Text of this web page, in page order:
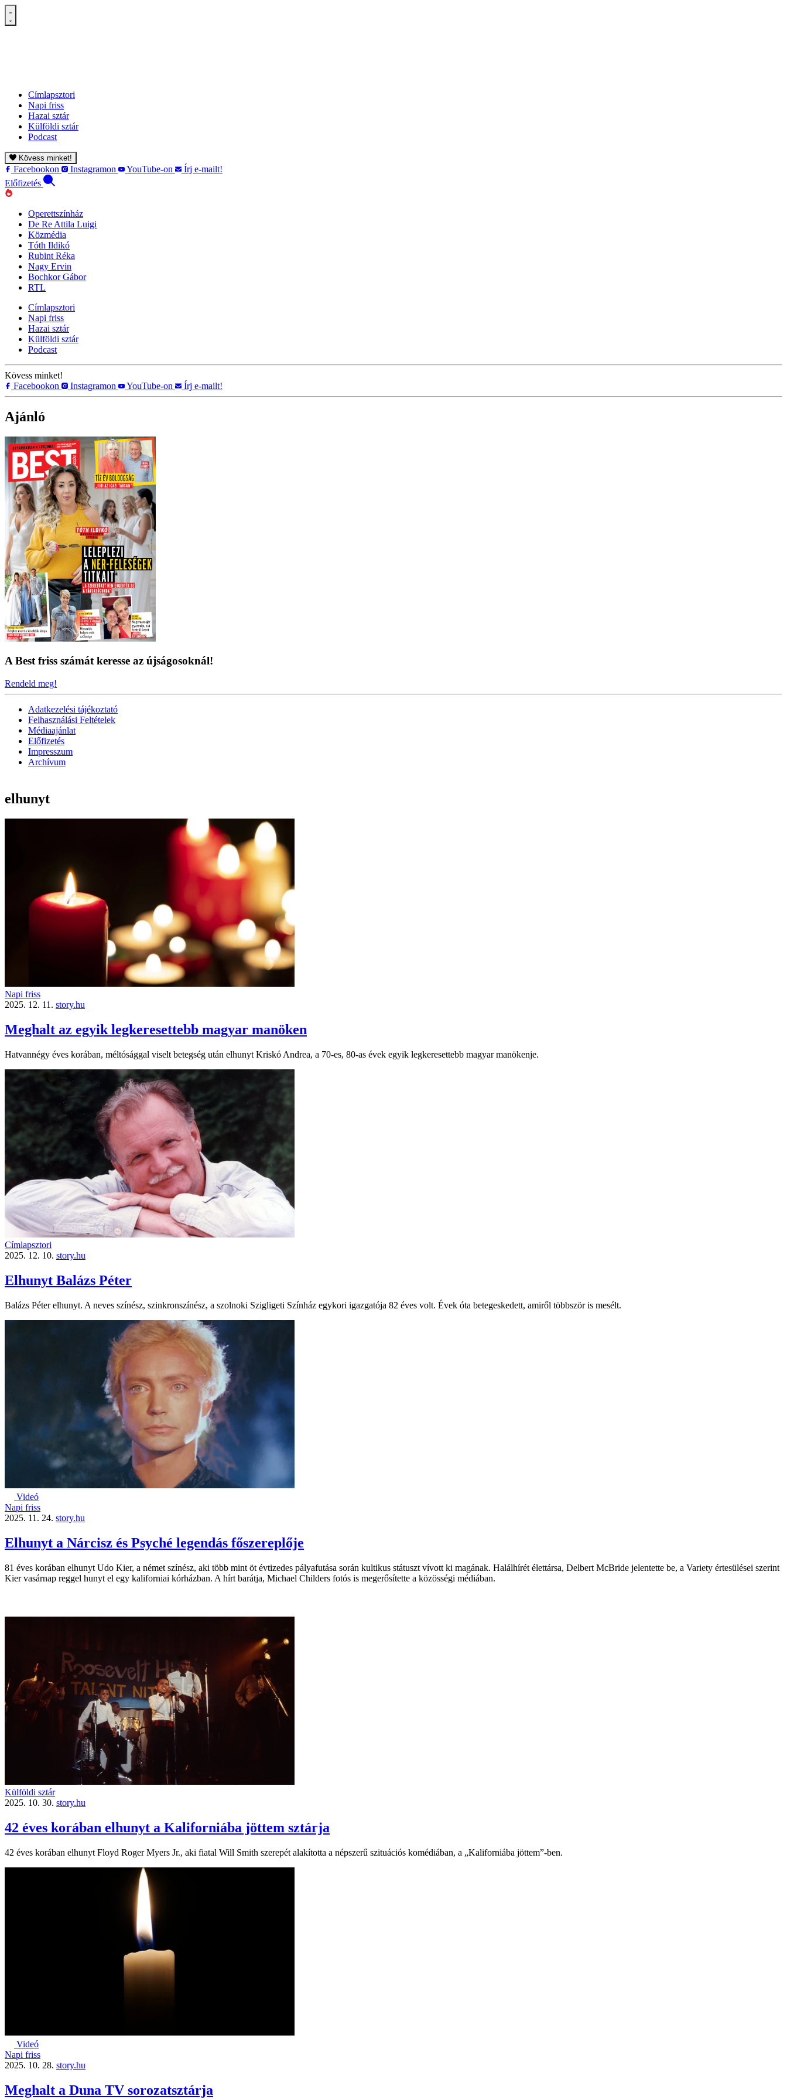
Címlapsztori
Napi friss
Hazai sztár
Külföldi sztár
Podcast
Kövess minket!
Facebookon Instagramon YouTube-on
Írj e-mailt!
Előfizetés
Operettszínház
De Re Attila Luigi
Közmédia
Tóth Ildikó
Rubint Réka
Nagy Ervin
Bochkor Gábor
RTL
Címlapsztori
Napi friss
Hazai sztár
Külföldi sztár
Podcast
Kövess minket!
Facebookon
Instagramon YouTube-on Írj e-mailt!
Ajánló
A Best friss számát keresse az újságosoknál!
Rendeld meg!
Adatkezelési tájékoztató
Felhasználási Feltételek
Médiaajánlat
Előfizetés
Impresszum
Archívum
elhunyt
Napi friss
2025. 12. 11. story.hu
Meghalt az egyik legkeresettebb magyar manöken
Hatvannégy éves korában, méltósággal viselt betegség után elhunyt Kriskó Andrea, a 70-es, 80-as évek egyik legkeresettebb magyar manökenje.
Címlapsztori
2025. 12. 10. story.hu
Elhunyt Balázs Péter
Balázs Péter elhunyt. A neves színész, szinkronszínész, a szolnoki Szigligeti Színház egykori igazgatója 82 éves volt. Évek óta betegeskedett, amiről többször is mesélt.
Videó
Napi friss
2025. 11. 24. story.hu
Elhunyt a Nárcisz és Psyché legendás főszereplője
81 éves korában elhunyt Udo Kier, a német színész, aki több mint öt évtizedes pályafutása során kultikus státuszt vívott ki magának. Halálhírét élettársa, Delbert McBride jelentette be, a Variety értesülései szerint
Kier vasárnap reggel hunyt el egy kaliforniai kórházban. A hírt barátja, Michael Childers fotós is megerősítette a közösségi médiában.
Külföldi sztár
2025. 10. 30. story.hu
42 éves korában elhunyt a Kaliforniába jöttem sztárja
42 éves korában elhunyt Floyd Roger Myers Jr., aki fiatal Will Smith szerepét alakította a népszerű szituációs komédiában, a „Kaliforniába jöttem”-ben.
Videó
Napi friss
2025. 10. 28. story.hu
Meghalt a Duna TV sorozatsztárja